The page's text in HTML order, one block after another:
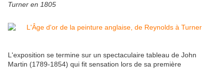
Turner en 1805
L'exposition se termine sur un spectaculaire tableau de John
Martin (1789-1854) qui fit sensation lors de sa première